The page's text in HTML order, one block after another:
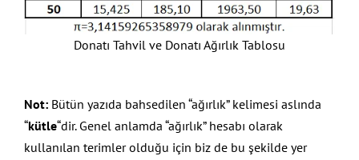
Donatı Tahvil ve Donatı Ağırlık Tablosu
Not:Bütün yazıda bahsedilen “ağırlık” kelimesi aslında
“kütle“dir. Genel anlamda “ağırlık” hesabı olarak
kullanılan terimler olduğu için biz de bu şekilde yer